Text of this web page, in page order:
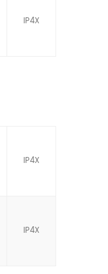
IP4X
IP4X
IP4X